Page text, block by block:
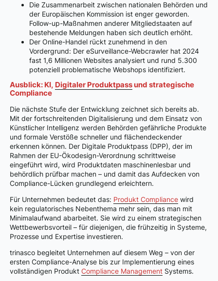
Die Zusammenarbeit zwischen nationalen Behörden und
der Europäischen Kommission ist enger geworden.
Follow-up-Maßnahmen anderer Mitgliedstaaten auf
bestehende Meldungen haben sich deutlich erhöht.
Der Online-Handel rückt zunehmend in den
Vordergrund: Der eSurveillance-Webcrawler hat 2024
fast 1,6 Millionen Websites analysiert und rund 5.300
potenziell problematische Webshops identifiziert.
Ausblick: KI, Digitaler Produktpass und strategische
Compliance
Die nächste Stufe der Entwicklung zeichnet sich bereits ab.
Mit der fortschreitenden Digitalisierung und dem Einsatz von
Künstlicher Intelligenz werden Behörden gefährliche Produkte
und formale Verstöße schneller und flächendeckender
erkennen können. Der Digitale Produktpass (DPP), der im
Rahmen der EU-Ökodesign-Verordnung schrittweise
eingeführt wird, wird Produktdaten maschinenlesbar und
behördlich prüfbar machen – und damit das Aufdecken von
Compliance-Lücken grundlegend erleichtern.
Für Unternehmen bedeutet das: Produkt Compliance wird
kein regulatorisches Nebenthema mehr sein, das man mit
Minimalaufwand abarbeitet. Sie wird zu einem strategischen
Wettbewerbsvorteil – für diejenigen, die frühzeitig in Systeme,
Prozesse und Expertise investieren.
trinasco begleitet Unternehmen auf diesem Weg – von der
ersten Compliance-Analyse bis zur Implementierung eines
vollständigen Produkt Compliance Management Systems.